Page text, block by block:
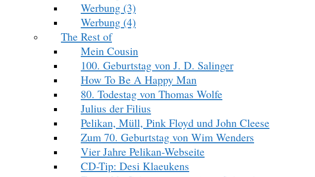
Werbung (3)
Werbung (4)
The Rest of
Mein Cousin
100. Geburtstag von J. D. Salinger
How To Be A Happy Man
80. Todestag von Thomas Wolfe
Julius der Filius
Pelikan, Müll, Pink Floyd und John Cleese
Zum 70. Geburtstag von Wim Wenders
Vier Jahre Pelikan-Webseite
CD-Tip: Desi Klaeukens